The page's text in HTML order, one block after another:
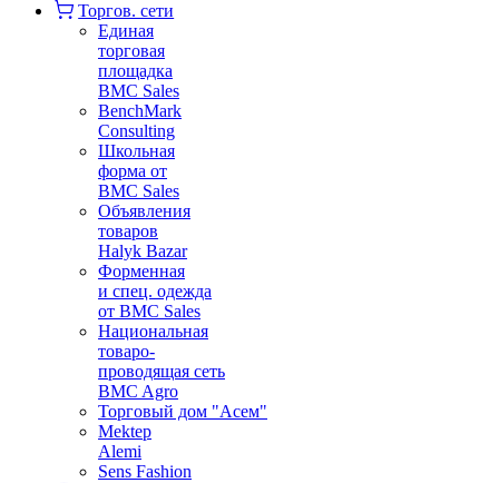
Торгов. сети
Единая
торговая
площадка
BMC Sales
BenchMark
Consulting
Школьная
форма от
BMC Sales
Объявления
товаров
Halyk Bazar
Форменная
и спец. одежда
от BMC Sales
Национальная
товаро-
проводящая сеть
BMC Agro
Торговый дом "Асем"
Mektep
Alemi
Sens Fashion